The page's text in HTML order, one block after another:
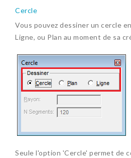
Cercle
Vous pouvez dessiner un cercle
Ligne, ou Plan au moment de sa
Seule l'option 'Cercle' permet de